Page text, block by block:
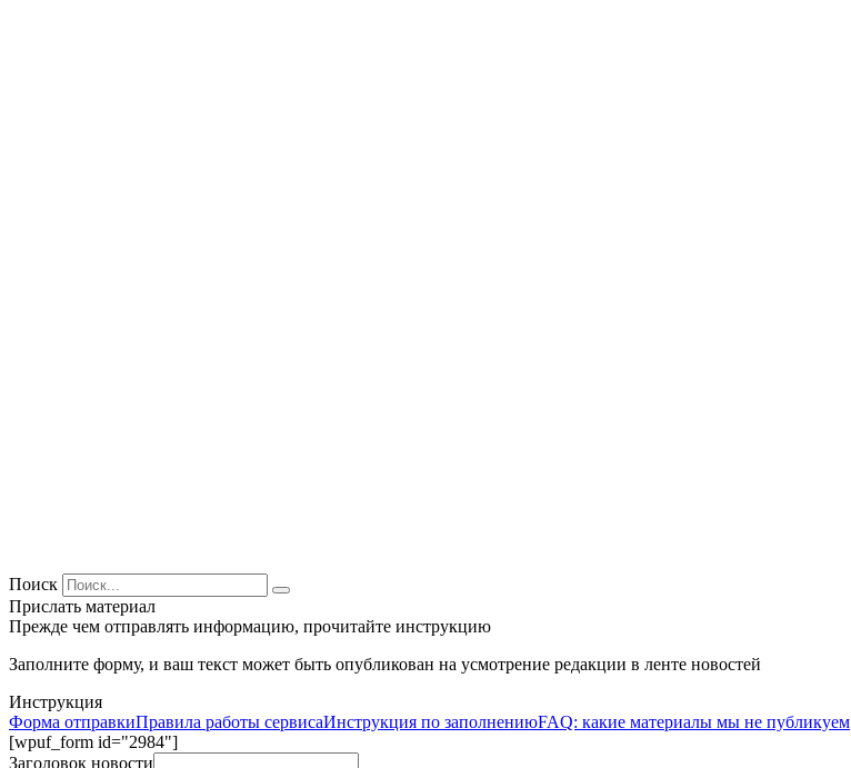
Поиск
Прислать материал
Прежде чем отправлять информацию, прочитайте инструкцию
Заполните форму, и ваш текст может быть опубликован на усмотрение редакции в ленте новостей
Инструкция
Форма отправкиПравила работы сервисаИнструкция по заполнениюFAQ: какие материалы мы не публикуем
[wpuf_form id="2984"]
Заголовок новости